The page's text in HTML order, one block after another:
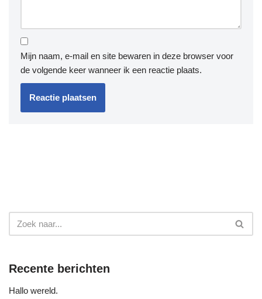
Mijn naam, e-mail en site bewaren in deze browser voor
de volgende keer wanneer ik een reactie plaats.
Recente berichten
Hallo wereld.